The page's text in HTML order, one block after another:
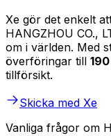
Xe gör det enkelt
HANGZHOU CO.,
om i världen. Med
överföringar till
tillförsikt.
Skicka med Xe
Vanliga frågor om